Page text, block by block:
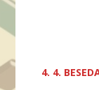
4. 4.